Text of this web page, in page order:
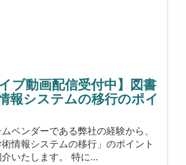
ブ動画配信受付中】図書
報システムの移行のポイ
ベンダーである弊社の経験から、
術情報システムの移行」のポイント
介いたします。 特に…